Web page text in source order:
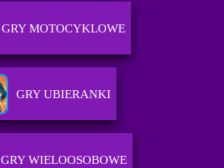
GRY MOTOCYKLOWE
GRY UBIERANKI
GRY WIELOOSOBOWE